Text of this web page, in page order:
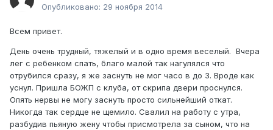
Опубликовано: 29 ноября 2014
Всем привет.
День очень трудный, тяжелый и в одно время веселый. Вчера
лег с ребенком спать, благо малой так нагулялся что
отрубился сразу, я же заснуть не мог часо в до 3. Вроде как
уснул. Пришла БОЖП с клуба, от скрипа двери проснулся.
Опять нервы не могу заснуть просто сильнейший откат.
Никогда так сердце не щемило. Свалил на работу с утра,
разбудив пьяную жену чтобы присмотрела за сыном, что на